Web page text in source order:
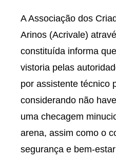
A Associação dos
Arinos (Acrivale)
constituída informa
vistoria pelas
por assistente técnico
considerando não
uma checagem
arena, assim como o
segurança e bem-